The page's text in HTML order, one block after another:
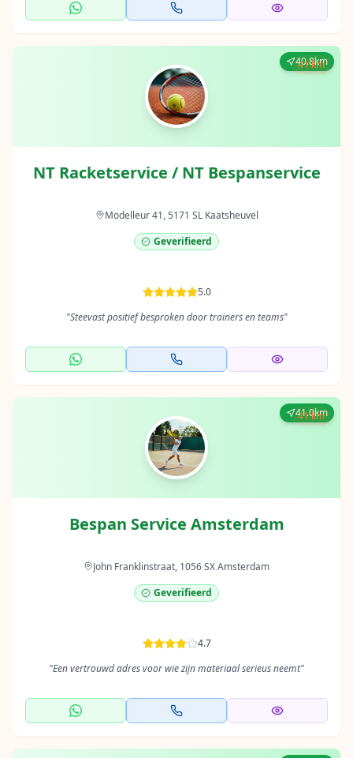
40.8km
NT Racketservice / NT Bespanservice
Modelleur 41, 5171 SL Kaatsheuvel
Geverifieerd
5.0
"Steevast positief besproken door trainers en teams"
41 km
41.0km
Bespan Service Amsterdam
John Franklinstraat, 1056 SX Amsterdam
Geverifieerd
4.7
"Een vertrouwd adres voor wie zijn materiaal serieus neemt"
41 km